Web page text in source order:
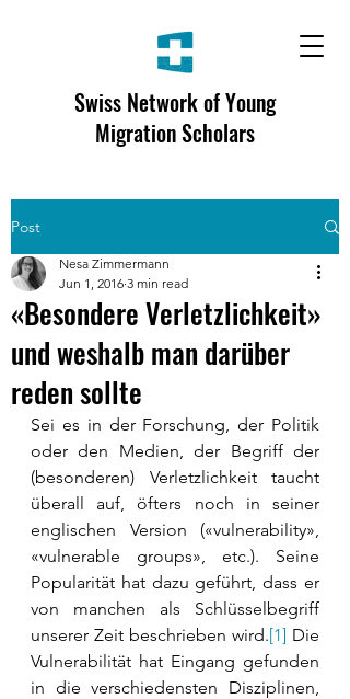
Swiss Network of Young
Migration Scholars
Post
«Besondere Verletzlichkeit»
und weshalb man darüber
reden sollte
Nesa Zimmermann
Jun 1, 2016 3 min read
Sei es in der Forschung, der Politik
oder den Medien, der Begriff der
(besonderen) Verletzlichkeit taucht
überall auf, öfters noch in seiner
englischen Version («vulnerability»,
«vulnerable groups», etc.). Seine
Popularität hat dazu geführt, dass er
von manchen als Schlüsselbegriff
unserer Zeit beschrieben wird.[1] Die
Vulnerabilität hat Eingang gefunden
in die verschiedensten Disziplinen,